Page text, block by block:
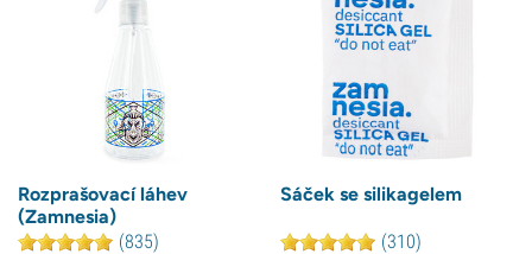
Rozprašovací láhev
(Zamnesia)
(835)
Sáček se silikagelem
(310)